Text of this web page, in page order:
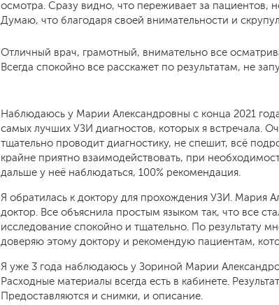
осмотра. Сразу видно, что переживает за пациентов,
Думаю, что благодаря своей внимательности и
Отличный врач, грамотный, внимательно все
Всегда спокойно все расскажет по результатам, не
Наблюдаюсь у Марии Александровны с конца 2021
самых лучших УЗИ​ диагностов, которых я встречала.
тщательно проводит диагностику, не спешит, всё
крайне приятно взаимодействовать, при
дальше у неё наблюдаться, 100% рекомендация.
Я обратилась к доктору для прохождения УЗИ​. Мария
доктор. Все объяснила простым языком так, что все
исследование спокойно и тщательно. По результату
доверяю этому доктору и рекомендую пациентам,
Я уже 3 года наблюдаюсь у Зориной Марии
Расходные материалы всегда есть в кабинете.
Предоставляются и снимки, и описание.